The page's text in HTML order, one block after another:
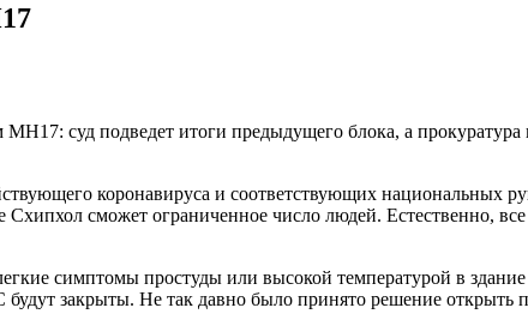
суд подведет итоги предыдущего блока, а прокуратура
коронавируса и соответствующих национальных
сможет ограниченное число людей. Естественно,
симптомы простуды или высокой температурой в
закрыты. Не так давно было принято решение открыть